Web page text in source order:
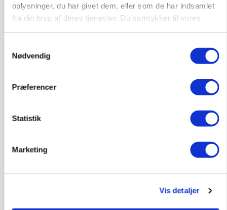
oplysninger, du har givet dem, eller som de har indsamlet
fra din brug af deres tjenester. Du samtykker til vores
Nødvendig
Præferencer
Statistik
Marketing
Vis detaljer